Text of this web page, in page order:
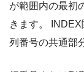
が範囲内の最初
きます。
列番号の共通部